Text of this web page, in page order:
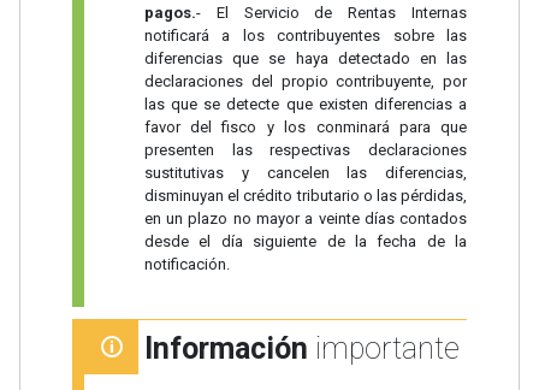
pagos.- El Servicio de Rentas Internas
notificará a los contribuyentes sobre las
diferencias que se haya detectado en las
declaraciones del propio contribuyente, por
las que se detecte que existen diferencias a
favor del fisco y los conminará para que
presenten las respectivas declaraciones
sustitutivas y cancelen las diferencias,
disminuyan el crédito tributario o las pérdidas,
en un plazo no mayor a veinte días contados
desde el día siguiente de la fecha de la
notificación.
Información importante